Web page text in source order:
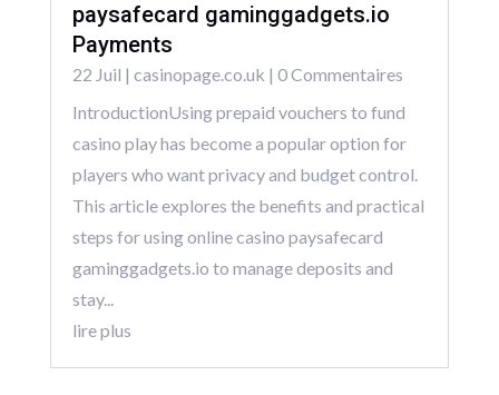
paysafecard gaminggadgets.io
Payments
22 Juil | casinopage.co.uk | 0 Commentaires
IntroductionUsing prepaid vouchers to fund
casino play has become a popular option for
players who want privacy and budget control.
This article explores the benefits and practical
steps for using online casino paysafecard
gaminggadgets.io to manage deposits and
stay...
lire plus